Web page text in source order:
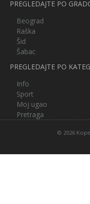
PREGLEDAJTE PO
Beograd
Raška
Šid
Šabac
PREGLEDAJTE PO
Info
Sport
Moj ugao
Pretraga
© 2026